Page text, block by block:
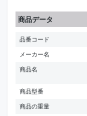
商品データ
品番コード
メーカー名
商品名
商品型番
商品の重量